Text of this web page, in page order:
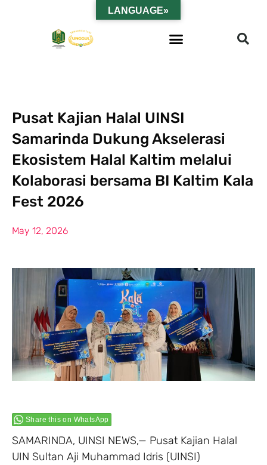
Pusat Kajian Halal UINSI
Samarinda Dukung Akselerasi
Ekosistem Halal Kaltim melalui
Kolaborasi bersama BI Kaltim Kala
Fest 2026
May 12, 2026
Share this on WhatsApp
SAMARINDA, UINSI NEWS,— Pusat Kajian Halal
UIN Sultan Aji Muhammad Idris (UINSI)
LANGUAGE»